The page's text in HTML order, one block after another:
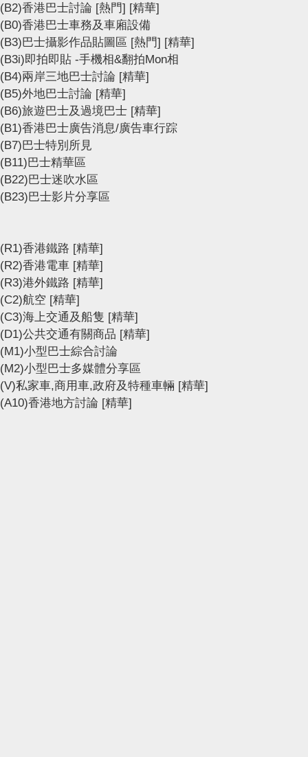
(B2)香港巴士討論 [熱門] [精華]
(B0)香港巴士車務及車廂設備
(B3)巴士攝影作品貼圖區 [熱門] [精華]
(B3i)即拍即貼 -手機相&翻拍Mon相
(B4)兩岸三地巴士討論 [精華]
(B5)外地巴士討論 [精華]
(B6)旅遊巴士及過境巴士 [精華]
(B1)香港巴士廣告消息/廣告車行踪
(B7)巴士特別所見
(B11)巴士精華區
(B22)巴士迷吹水區
(B23)巴士影片分享區
(R1)香港鐵路 [精華]
(R2)香港電車 [精華]
(R3)港外鐵路 [精華]
(C2)航空 [精華]
(C3)海上交通及船隻 [精華]
(D1)公共交通有關商品 [精華]
(M1)小型巴士綜合討論
(M2)小型巴士多媒體分享區
(V)私家車,商用車,政府及特種車輛 [精華]
(A10)香港地方討論 [精華]